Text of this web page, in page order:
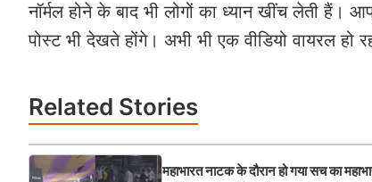
नॉर्मल होने के बाद भी लोगों का ध्यान खींच लेती हैं।
पोस्ट भी देखते होंगे। अभी भी एक वीडियो वायरल
Related Stories
महाभारत नाटक के दौरान हो गया सच का